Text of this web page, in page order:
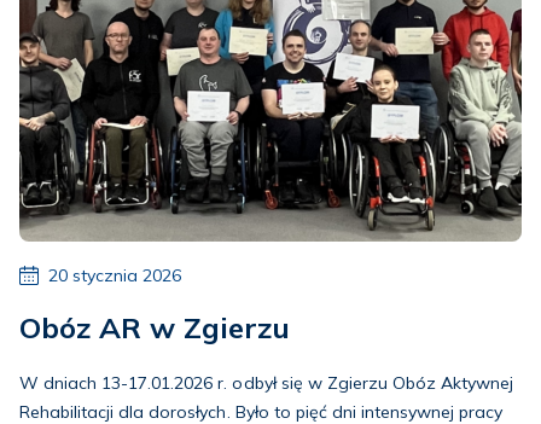
20 stycznia 2026
Obóz AR w Zgierzu
W dniach 13-17.01.2026 r. odbył się w Zgierzu Obóz Aktywnej
Rehabilitacji dla dorosłych. Było to pięć dni intensywnej pracy